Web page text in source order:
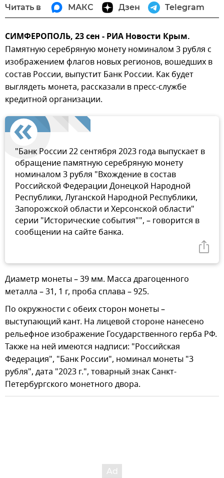
Читать в МАКС Дзен Telegram
СИМФЕРОПОЛЬ, 23 сен - РИА Новости Крым.
Памятную серебряную монету номиналом 3 рубля с
изображением флагов новых регионов, вошедших в
состав России, выпустит Банк России. Как будет
выглядеть монета, рассказали в пресс-службе
кредитной организации.
"Банк России 22 сентября 2023 года выпускает в
обращение памятную серебряную монету
номиналом 3 рубля "Вхождение в состав
Российской Федерации Донецкой Народной
Республики, Луганской Народной Республики,
Запорожской области и Херсонской области"
серии "Исторические события"", – говорится в
сообщении на сайте банка.
Диаметр монеты – 39 мм. Масса драгоценного
металла – 31, 1 г, проба сплава – 925.
По окружности с обеих сторон монеты –
выступающий кант. На лицевой стороне нанесено
рельефное изображение Государственного герба РФ.
Также на ней имеются надписи: "Российская
Федерация", "Банк России", номинал монеты "3
рубля", дата "2023 г.", товарный знак Санкт-
Петербургского монетного двора.